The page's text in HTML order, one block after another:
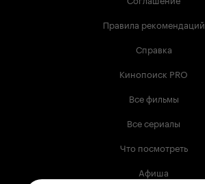
Правила рекомендаций
Справка
Кинопоиск PRO
Все фильмы
Все сериалы
Что посмотреть
Афиша